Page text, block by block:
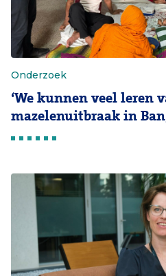
Onderzoek
‘We kunnen veel leren
mazelenuitbraak in